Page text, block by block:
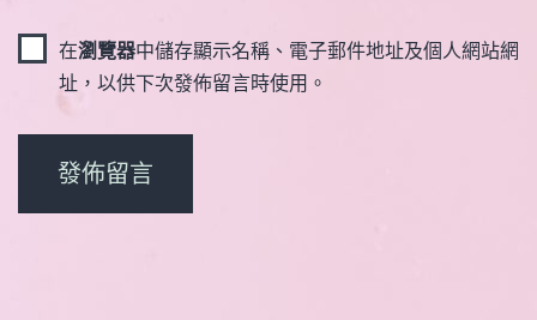
在瀏覽器中儲存顯示名稱、電子郵件地址及個人網站網
址，以供下次發佈留言時使用。